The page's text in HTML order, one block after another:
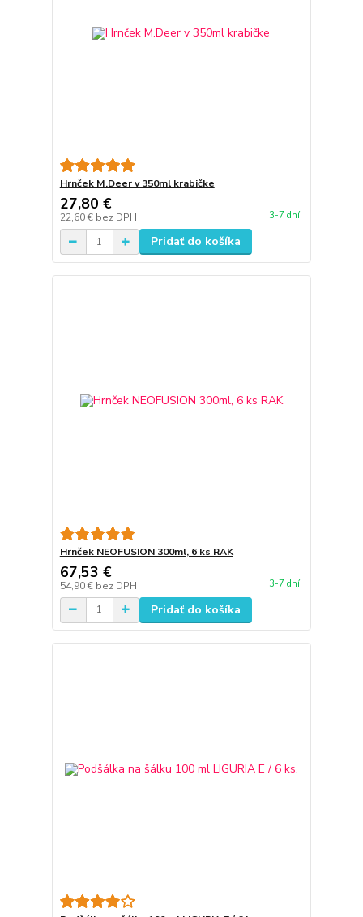
Hrnček M.Deer v 350ml krabičke
27,80 €
22,60 € bez DPH 3-7 dní
Pridať do košíka
Hrnček NEOFUSION 300ml, 6 ks RAK
67,53 €
54,90 € bez DPH 3-7 dní
Pridať do košíka